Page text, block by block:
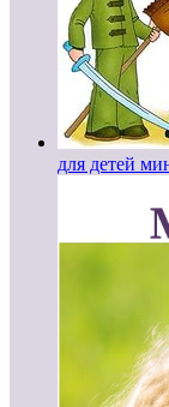
для детей